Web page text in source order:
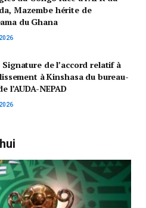
Mazembe hérite de
du Ghana
Signature de l’accord relatif à
à Kinshasa du bureau-
l’AUDA-NEPAD